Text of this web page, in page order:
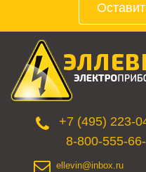
+7 (495) 223-
8-800-555-
ellevin@inbox.ru